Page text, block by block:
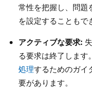
常性を把握し、問題
を設定することもで
アクティブな要求:
る要求は終了します
処理するためのガイ
要があります。